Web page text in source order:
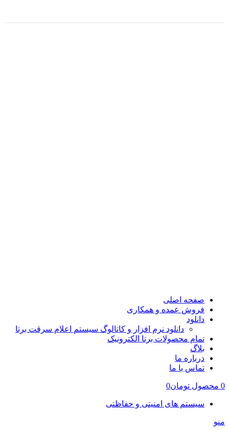
صفحه اصلی
فروش عمده و همکاری
دانلود
دانلود نرم افزار و کاتالوگ سیستم اعلام سرقت برتا
تمام محصولات برتا الکترونیک
بلاگ
درباره ما
تماس با ما
0 محصول تومان0
سیستم های امنیتی و حفاظتی
منو